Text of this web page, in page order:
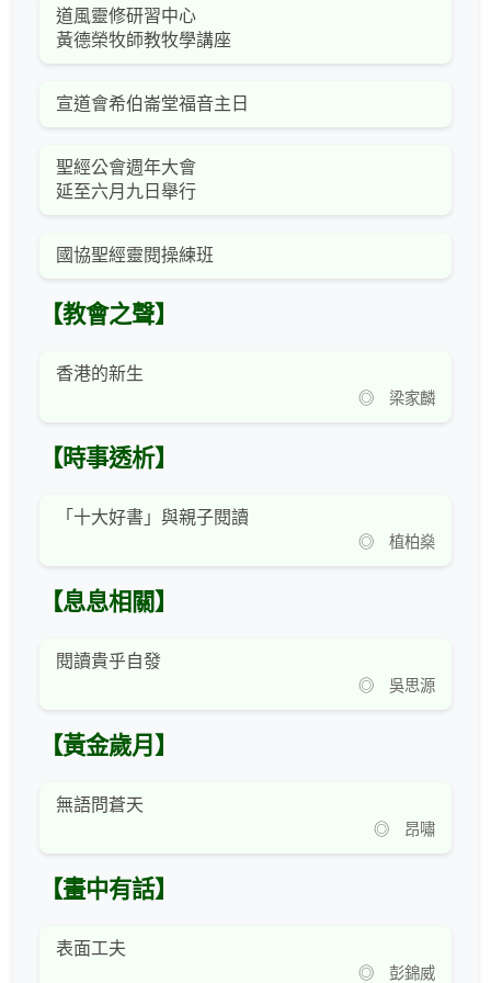
道風靈修研習中心
黃德榮牧師教牧學講座
宣道會希伯崙堂福音主日
聖經公會週年大會
延至六月九日舉行
國協聖經靈閱操練班
【教會之聲】
香港的新生
◎ 梁家麟
【時事透析】
「十大好書」與親子閱讀
◎ 植柏燊
【息息相關】
閱讀貴乎自發
◎ 吳思源
【黃金歲月】
無語問蒼天
◎ 昂嘯
【畫中有話】
表面工夫
◎ 彭錦威